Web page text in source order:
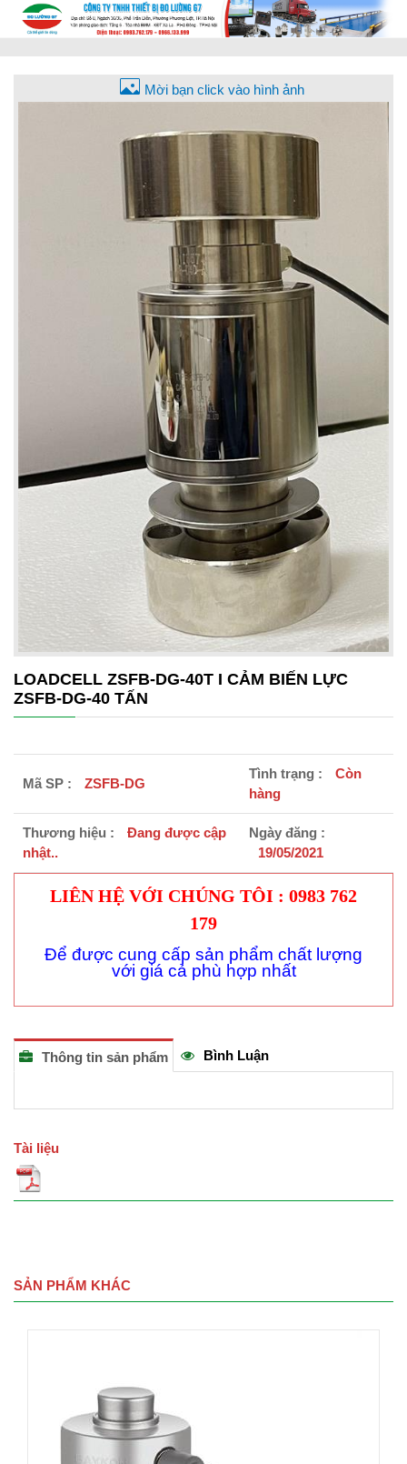
Mời bạn click vào hình ảnh
LOADCELL ZSFB-DG-40T I CẢM BIẾN LỰC
ZSFB-DG-40 TẤN
Mã SP : ZSFB-DG
Tình trạng :
Còn
hàng
Thương hiệu :
Đang được cập
nhật..
Ngày đăng :
19/05/2021
LIÊN HỆ VỚI CHÚNG TÔI : 0983 762
179
Để được cung cấp sản phẩm chất lượng
với giá cả phù hợp nhất
Thông tin sản phẩm Bình Luận
Tài liệu
SẢN PHẨM KHÁC